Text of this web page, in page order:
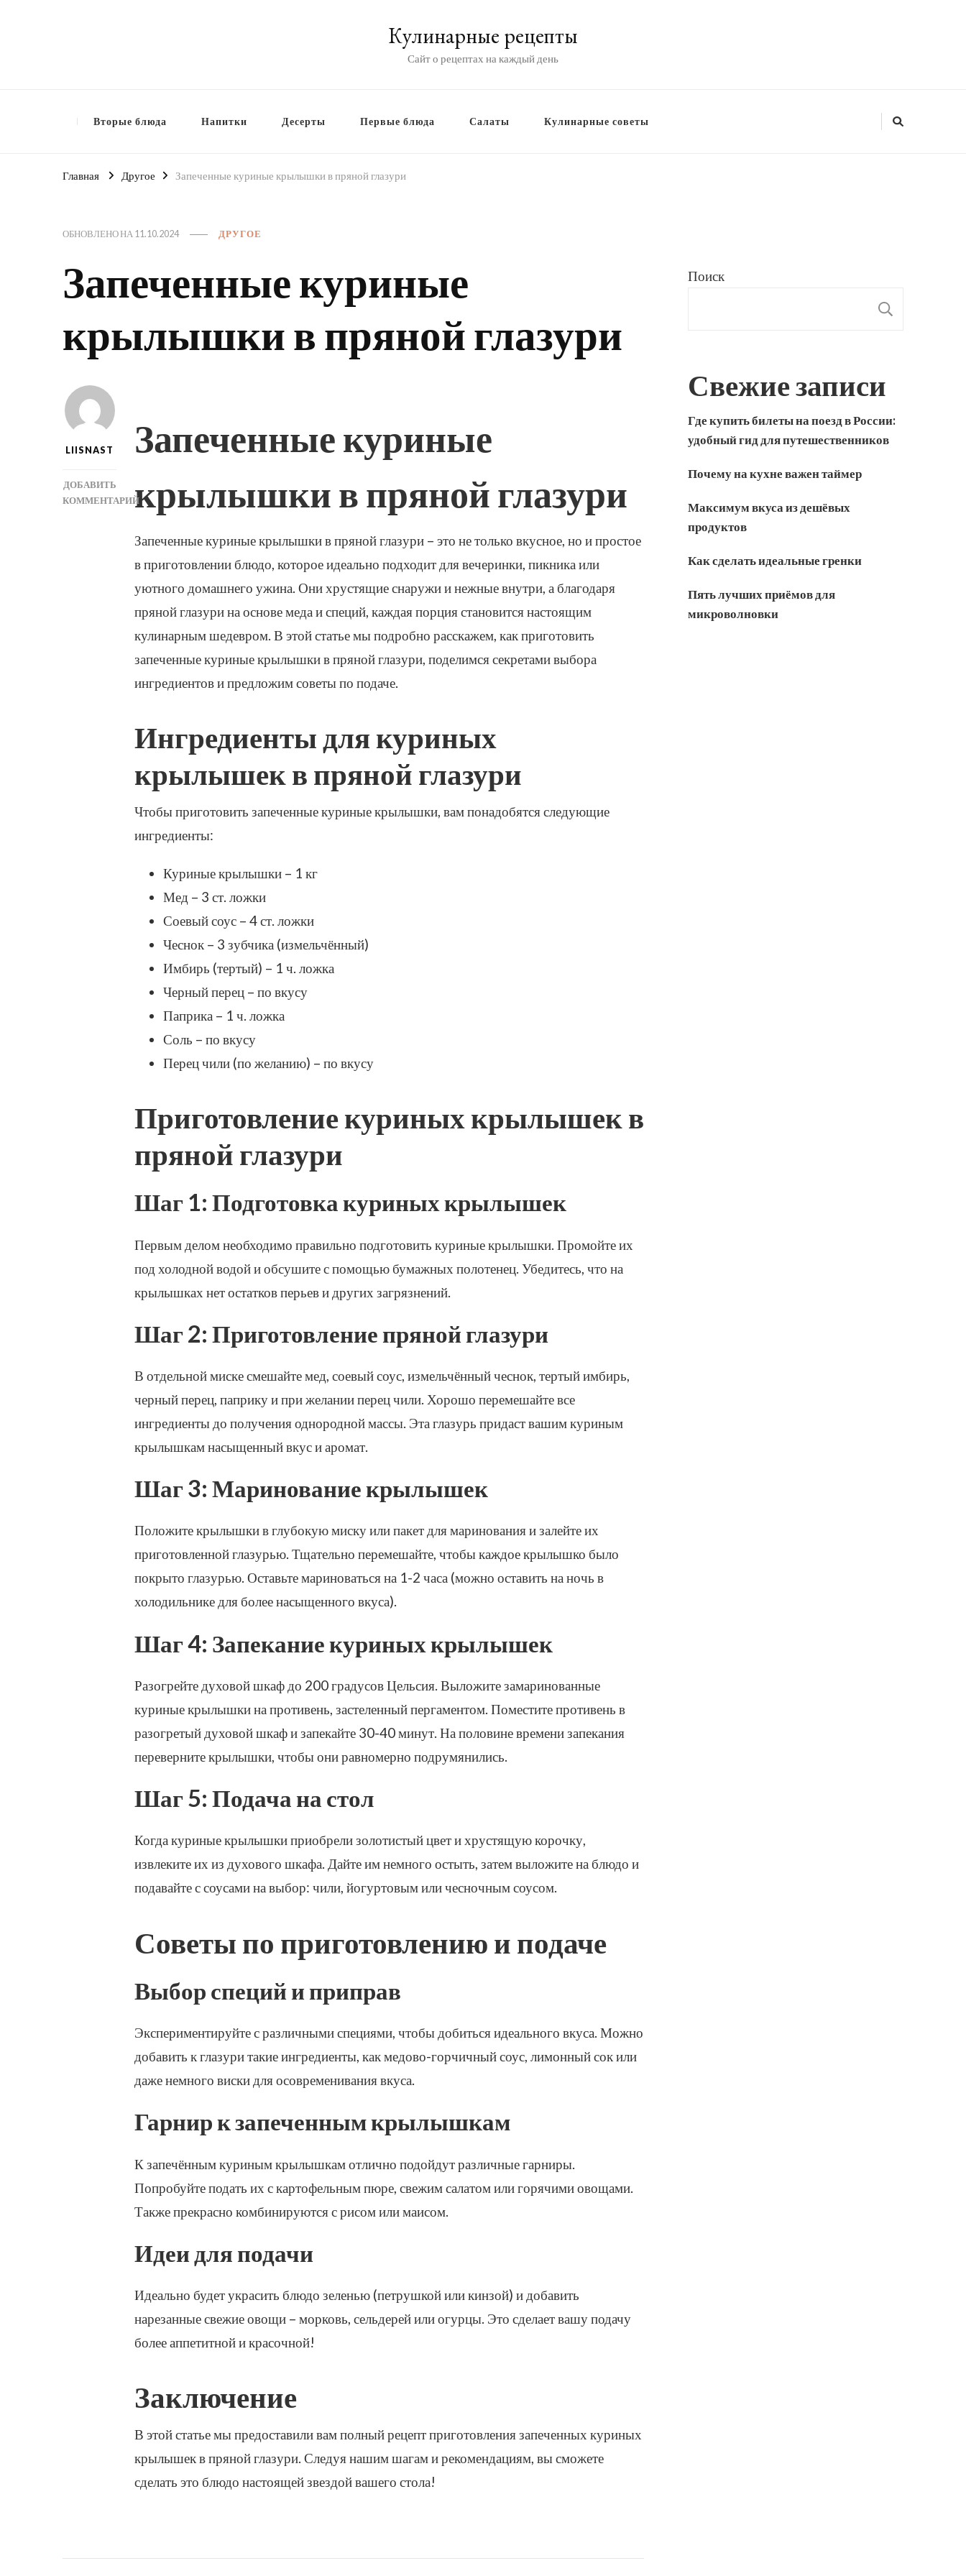
Кулинарные рецепты
Сайт о рецептах на каждый день
Вторые блюда Напитки Десерты Первые блюда Салаты Кулинарные советы
Главная Другое Запеченные куриные крылышки в пряной глазури
ОБНОВЛЕНО НА 11.10.2024 ДРУГОЕ
Запеченные куриные
крылышки в пряной глазури
LIISNAST
ДОБАВИТЬ
КОММЕНТАРИЙ
ЗАПЕЧЕННЫЕ
КУРИНЫЕ
Запеченные куриные
крылышки в пряной глазури
Запеченные куриные крылышки в пряной глазури – это не только вкусное, но и простое
в приготовлении блюдо, которое идеально подходит для вечеринки, пикника или
уютного домашнего ужина. Они хрустящие снаружи и нежные внутри, а благодаря
пряной глазури на основе меда и специй, каждая порция становится настоящим
кулинарным шедевром. В этой статье мы подробно расскажем, как приготовить
запеченные куриные крылышки в пряной глазури, поделимся секретами выбора
ингредиентов и предложим советы по подаче.
Ингредиенты для куриных
крылышек в пряной глазури
Чтобы приготовить запеченные куриные крылышки, вам понадобятся следующие
ингредиенты:
Куриные крылышки – 1 кг
Мед – 3 ст. ложки
Соевый соус – 4 ст. ложки
Чеснок – 3 зубчика (измельчённый)
Имбирь (тертый) – 1 ч. ложка
Черный перец – по вкусу
Паприка – 1 ч. ложка
Соль – по вкусу
Перец чили (по желанию) – по вкусу
Приготовление куриных крылышек в
пряной глазури
Шаг 1: Подготовка куриных крылышек
Первым делом необходимо правильно подготовить куриные крылышки. Промойте их
под холодной водой и обсушите с помощью бумажных полотенец. Убедитесь, что на
крылышках нет остатков перьев и других загрязнений.
Шаг 2: Приготовление пряной глазури
В отдельной миске смешайте мед, соевый соус, измельчённый чеснок, тертый имбирь,
черный перец, паприку и при желании перец чили. Хорошо перемешайте все
ингредиенты до получения однородной массы. Эта глазурь придаст вашим куриным
крылышкам насыщенный вкус и аромат.
Шаг 3: Маринование крылышек
Положите крылышки в глубокую миску или пакет для маринования и залейте их
приготовленной глазурью. Тщательно перемешайте, чтобы каждое крылышко было
покрыто глазурью. Оставьте мариноваться на 1-2 часа (можно оставить на ночь в
холодильнике для более насыщенного вкуса).
Шаг 4: Запекание куриных крылышек
Разогрейте духовой шкаф до 200 градусов Цельсия. Выложите замаринованные
куриные крылышки на противень, застеленный пергаментом. Поместите противень в
разогретый духовой шкаф и запекайте 30-40 минут. На половине времени запекания
переверните крылышки, чтобы они равномерно подрумянились.
Шаг 5: Подача на стол
Когда куриные крылышки приобрели золотистый цвет и хрустящую корочку,
извлеките их из духового шкафа. Дайте им немного остыть, затем выложите на блюдо и
подавайте с соусами на выбор: чили, йогуртовым или чесночным соусом.
Советы по приготовлению и подаче
Выбор специй и приправ
Экспериментируйте с различными специями, чтобы добиться идеального вкуса. Можно
добавить к глазури такие ингредиенты, как медово-горчичный соус, лимонный сок или
даже немного виски для осовременивания вкуса.
Гарнир к запеченным крылышкам
К запечённым куриным крылышкам отлично подойдут различные гарниры.
Попробуйте подать их с картофельным пюре, свежим салатом или горячими овощами.
Также прекрасно комбинируются с рисом или маисом.
Идеи для подачи
Идеально будет украсить блюдо зеленью (петрушкой или кинзой) и добавить
нарезанные свежие овощи – морковь, сельдерей или огурцы. Это сделает вашу подачу
более аппетитной и красочной!
Заключение
В этой статье мы предоставили вам полный рецепт приготовления запеченных куриных
крылышек в пряной глазури. Следуя нашим шагам и рекомендациям, вы сможете
сделать это блюдо настоящей звездой вашего стола!
Поиск
Свежие записи
Где купить билеты на поезд в России:
удобный гид для путешественников
Почему на кухне важен таймер
Максимум вкуса из дешёвых
продуктов
Как сделать идеальные гренки
Пять лучших приёмов для
микроволновки